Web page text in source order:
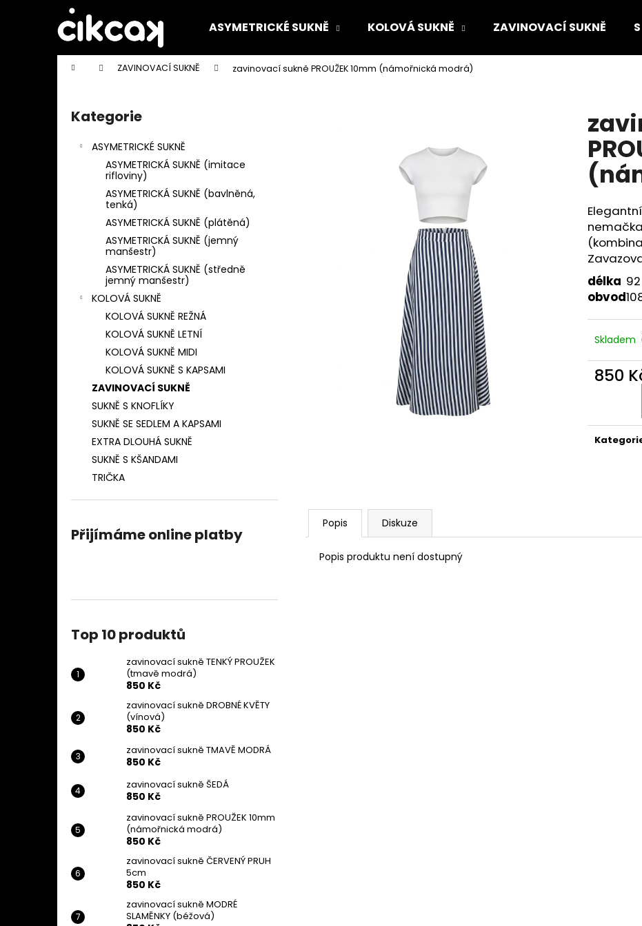
ASYMETRICKÉ SUKNĚ KOLOVÁ SUKNĚ ZAVINOVACÍ SUKNĚ
Domů ZAVINOVACÍ SUKNĚ zavinovací sukně PROUŽEK 10mm (námořnická modrá)
Přeskočit
kategorie
Kategorie
ASYMETRICKÉ SUKNĚ
ASYMETRICKÁ SUKNĚ (imitace
rifloviny)
ASYMETRICKÁ SUKNĚ (bavlněná,
tenká)
ASYMETRICKÁ SUKNĚ (plátěná)
ASYMETRICKÁ SUKNĚ (jemný
manšestr)
ASYMETRICKÁ SUKNĚ (středně
jemný manšestr)
KOLOVÁ SUKNĚ
KOLOVÁ SUKNĚ REŽNÁ
KOLOVÁ SUKNĚ LETNÍ
KOLOVÁ SUKNĚ MIDI
KOLOVÁ SUKNĚ S KAPSAMI
ZAVINOVACÍ SUKNĚ
SUKNĚ S KNOFLÍKY
SUKNĚ SE SEDLEM A KAPSAMI
EXTRA DLOUHÁ SUKNĚ
SUKNĚ S KŠANDAMI
TRIČKA
Přijímáme online platby
Top 10 produktů
zavinovací sukně TENKÝ PROUŽEK
(tmavě modrá)
850 Kč
zavinovací sukně DROBNÉ KVĚTY
(vínová)
850 Kč
zavinovací sukně TMAVĚ MODRÁ
850 Kč
zavinovací sukně ŠEDÁ
850 Kč
zavinovací sukně PROUŽEK 10mm
(námořnická modrá)
850 Kč
zavinovací sukně ČERVENÝ PRUH
5cm
850 Kč
zavinovací sukně MODRÉ
SLAMĚNKY (béžová)
délka
obvod
Skladem
850
Popis Diskuze
Popis produktu není dostupný
Zpět
Zpět
Co potřebujete najít?
Doporučujeme
ZAVINOVACÍ SUKNĚ TENKÝ PROUŽEK
(TMAVĚ MODRÁ)
850 Kč
ZAVINOVACÍ SUKNĚ DROBNÉ KVĚTY